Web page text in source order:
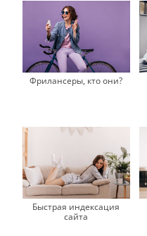
Фрилансеры, кто они?
Быстрая индексация
сайта